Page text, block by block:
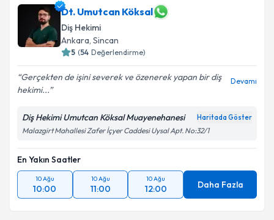
Dt. Umutcan Köksal
Diş Hekimi
Ankara, Sincan
5 (54 Değerlendirme)
Gerçekten de işini severek ve özenerek yapan bir diş
hekimi...
Devamı
Diş Hekimi Umutcan Köksal Muayenehanesi Haritada Göster
Malazgirt Mahallesi Zafer İçyer Caddesi Uysal Apt. No:32/1
En Yakın Saatler
10 Ağu
10:00
10 Ağu
11:00
10 Ağu
12:00 Daha Fazla